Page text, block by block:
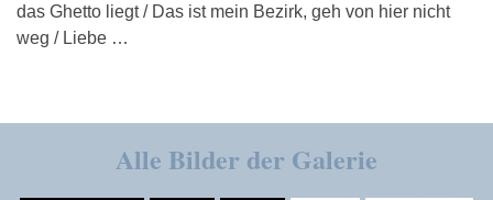
das Ghetto liegt / Das ist mein Bezirk, geh von hier nicht
weg / Liebe …
Alle Bilder der Galerie